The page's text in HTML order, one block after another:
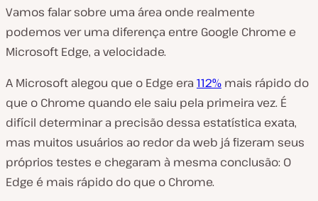
Vamos falar sobre uma área onde realmente
podemos ver uma diferença entre Google Chrome e
Microsoft Edge, a velocidade.
A Microsoft alegou que o Edge era 112% mais rápido do
que o Chrome quando ele saiu pela primeira vez. É
difícil determinar a precisão dessa estatística exata,
mas muitos usuários ao redor da web já fizeram seus
próprios testes e chegaram à mesma conclusão: O
Edge é mais rápido do que o Chrome.